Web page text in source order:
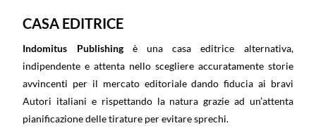
CASA EDITRICE
Indomitus Publishingè una casa editrice alternativa,
indipendente e attenta nello scegliere accuratamente storie
avvincenti per il mercato editoriale dando fiducia ai bravi
Autori italiani e rispettando la natura grazie ad un’attenta
pianificazione delle tirature per evitare sprechi.